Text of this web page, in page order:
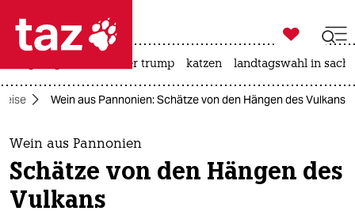
 taz zahl ich
taz zahl ich
themen
politik

taz zahl ich
usa unter trump katzen landtagswahl in
Wein aus Pannonien: Schätze von den Hängen des Vulkans
Wein aus Pannonien
Schätze von den Hängen des
Vulkans